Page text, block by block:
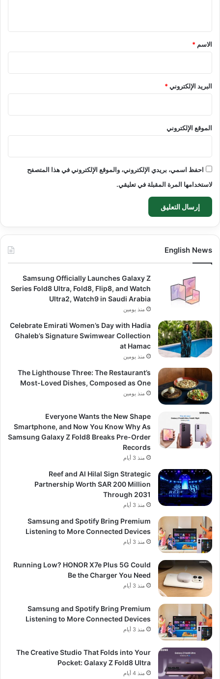
*
الاسم *
البريد الإلكتروني*
الموقع الإلكتروني
احفظ اسمي، بريدي الإلكتروني، والموقع الإلكتروني في هذا المتصفح
لاستخدامها المرة المقبلة في تعليقي.
English News
Samsung Officially Launches Galaxy Z
Series Fold8 Ultra, Fold8, Flip8, and Watch
Ultra2, Watch9 in Saudi Arabia
منذ يومين
Celebrate Emirati Women’s Day with Hadia
Ghaleb’s Signature Swimwear Collection
at Hamac
منذ يومين
The Lighthouse Three: The Restaurant’s
Most-Loved Dishes, Composed as One
منذ يومين
Everyone Wants the New Shape
Smartphone, and Now You Know Why As
Samsung Galaxy Z Fold8 Breaks Pre-Order
Records
منذ 3 أيام
Reef and Al Hilal Sign Strategic
Partnership Worth SAR 200 Million
Through 2031
منذ 3 أيام
Samsung and Spotify Bring Premium
Listening to More Connected Devices
منذ 3 أيام
Running Low? HONOR X7e Plus 5G Could
Be the Charger You Need
منذ 3 أيام
Samsung and Spotify Bring Premium
Listening to More Connected Devices
منذ 3 أيام
The Creative Studio That Folds into Your
Pocket: Galaxy Z Fold8 Ultra
منذ 4 أيام